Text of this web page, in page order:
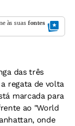
às suas fontes
das três
regata de volta
marcada para
ao "World
onde